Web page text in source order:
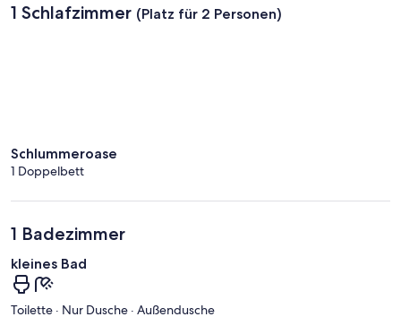
1 Schlafzimmer (Platz für 2 Personen)
Schlummeroase
1 Doppelbett
1 Badezimmer
kleines Bad
Toilette · Nur Dusche · Außendusche